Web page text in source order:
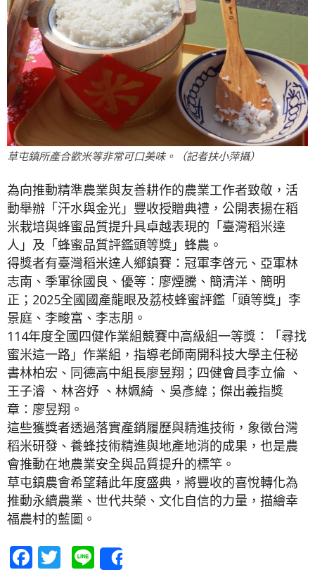
草屯鎮所產合歡米等非常可口美味。（記者扶小萍攝）
為向推動精準農業與友善耕作的農業工作者致敬，活
動舉辦「汗水與金光」豐收授贈典禮，公開表揚在稻
米栽培與蜂蜜品質提升具卓越表現的「臺灣稻米達
人」及「蜂蜜品質評鑑頭等獎」蜂農。
得獎者有臺灣稻米達人鄉鎮賽：冠軍李啓元、亞軍林
志南、季軍徐國良、優等：廖煙騰、簡清洋、簡明
正；2025全國國產龍眼及荔枝蜂蜜評鑑「頭等獎」李
景庭、李畯富、李志朋。
114年度全國四健作業組競賽中高級組一等獎：「尋找
蜜米這一路」作業組，指導老師南開科技大學主任秘
書林柏宏、同德高中組長廖昱翔；四健會員李立倫 、
王子濬 、林咨妤 、林姵綺 、吳彥緯；傑出義指獎
章：廖昱翔。
這些獲獎者透過落實產銷履歷與精進技術，象徵台灣
稻米研發、養蜂技術精進與地產地消的成果，也是農
會推動在地農業安全與品質提升的標竿。
草屯鎮農會希望藉此年度盛典，將豐收的喜悅轉化為
推動永續農業、世代共榮、文化自信的力量，描繪幸
福農村的藍圖。
Facebook
Twitter
Line